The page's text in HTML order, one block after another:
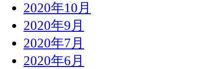
2020年10月
2020年9月
2020年7月
2020年6月